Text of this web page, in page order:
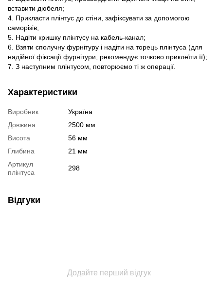
вставити дюбеля;
4. Прикласти плінтус до стіни, зафіксувати за допомогою
саморізів;
5. Надіти кришку плінтусу на кабель-канал;
6. Взяти сполучну фурнітуру і надіти на торець плінтуса (для
надійної фіксації фурнітури, рекомендує точково приклеїти її);
7. З наступним плінтусом, повторюємо ті ж операції.
Характеристики
Виробник
Україна
Довжина
2500 мм
Висота
56 мм
Глибина
21 мм
Артикул
плінтуса
298
Відгуки
Додайте перший відгук